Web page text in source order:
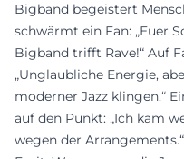
Bigband begeistert
schwärmt ein Fan: „Euer
Bigband trifft Rave!“ Auf
„Unglaubliche Energie,
moderner Jazz klingen.“
auf den Punkt: „Ich kam
wegen der Arrangements.“